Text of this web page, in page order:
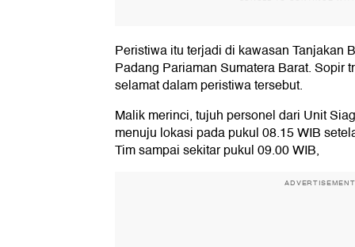
Peristiwa itu terjadi di kawasan Tanjakan
Padang Pariaman Sumatera Barat. Sopir
selamat dalam peristiwa tersebut.
Malik merinci, tujuh personel dari Unit
menuju lokasi pada pukul 08.15 WIB
Tim sampai sekitar pukul 09.00 WIB,
ADVERTISEMENT